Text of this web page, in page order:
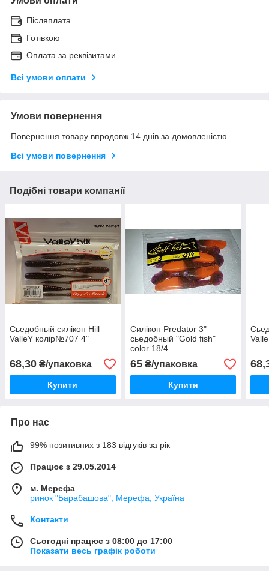
Післяплата
Готівкою
Оплата за реквізитами
Всі умови оплати
Умови повернення
Повернення товару впродовж 14 днів за домовленістю
Всі умови повернення
Подібні товари компанії
Сьедобный силікон Hill
ValleY колір№707 4"
68,30 ₴/упаковка
Купити
Силікон Predator 3"
сьедобный "Gold fish"
color 18/4
65₴/упаковка
Купити
Про нас
99% позитивних з 183 відгуків за рік
Працює з 29.05.2014
м. Мерефа
ринок "Барабашова", Мерефа, Україна
Контакти
Сьогодні працює з 08:00 до 17:00
Показати весь графік роботи